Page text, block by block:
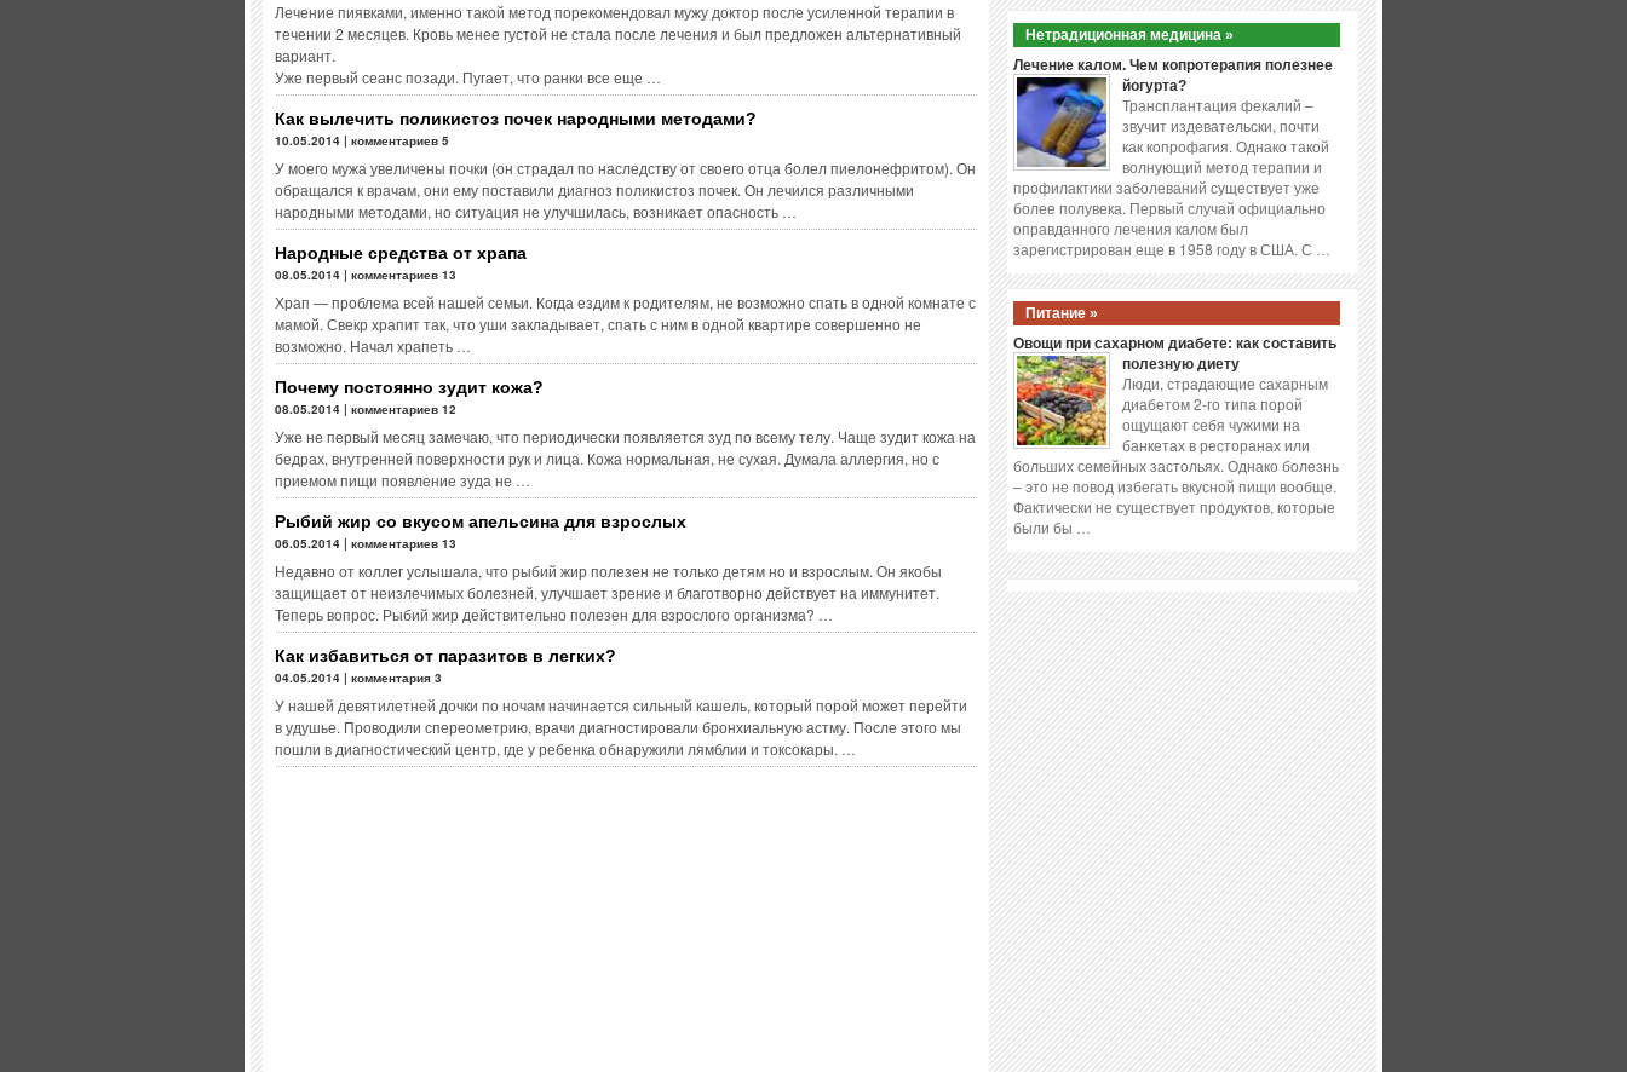
Лечение пиявками, именно такой метод порекомендовал мужу доктор после усиленной терапии в
течении 2 месяцев. Кровь менее густой не стала после лечения и был предложен альтернативный
вариант.
Уже первый сеанс позади. Пугает, что ранки все еще …
Как вылечить поликистоз почек народными методами?
10.05.2014 | комментариев 5
У моего мужа увеличены почки (он страдал по наследству от своего отца болел пиелонефритом). Он
обращался к врачам, они ему поставили диагноз поликистоз почек. Он лечился различными
народными методами, но ситуация не улучшилась, возникает опасность …
Народные средства от храпа
08.05.2014 | комментариев 13
Храп — проблема всей нашей семьи. Когда ездим к родителям, не возможно спать в одной комнате с
мамой. Свекр храпит так, что уши закладывает, спать с ним в одной квартире совершенно не
возможно. Начал храпеть …
Почему постоянно зудит кожа?
08.05.2014 | комментариев 12
Уже не первый месяц замечаю, что периодически появляется зуд по всему телу. Чаще зудит кожа на
бедрах, внутренней поверхности рук и лица. Кожа нормальная, не сухая. Думала аллергия, но с
приемом пищи появление зуда не …
Рыбий жир со вкусом апельсина для взрослых
06.05.2014 | комментариев 13
Недавно от коллег услышала, что рыбий жир полезен не только детям но и взрослым. Он якобы
защищает от неизлечимых болезней, улучшает зрение и благотворно действует на иммунитет.
Теперь вопрос. Рыбий жир действительно полезен для взрослого организма? …
Как избавиться от паразитов в легких?
04.05.2014 | комментария 3
У нашей девятилетней дочки по ночам начинается сильный кашель, который порой может перейти
в удушье. Проводили спереометрию, врачи диагностировали бронхиальную астму. После этого мы
пошли в диагностический центр, где у ребенка обнаружили лямблии и токсокары. …
Нетрадиционная медицина »
Лечение калом. Чем копротерапия полезнее
йогурта?
Трансплантация фекалий –
звучит издевательски, почти
как копрофагия. Однако такой
волнующий метод терапии и
профилактики заболеваний существует уже
более полувека. Первый случай официально
оправданного лечения калом был
зарегистрирован еще в 1958 году в США. С …
Питание »
Овощи при сахарном диабете: как составить
полезную диету
Люди, страдающие сахарным
диабетом 2-го типа порой
ощущают себя чужими на
банкетах в ресторанах или
больших семейных застольях. Однако болезнь
– это не повод избегать вкусной пищи вообще.
Фактически не существует продуктов, которые
были бы …